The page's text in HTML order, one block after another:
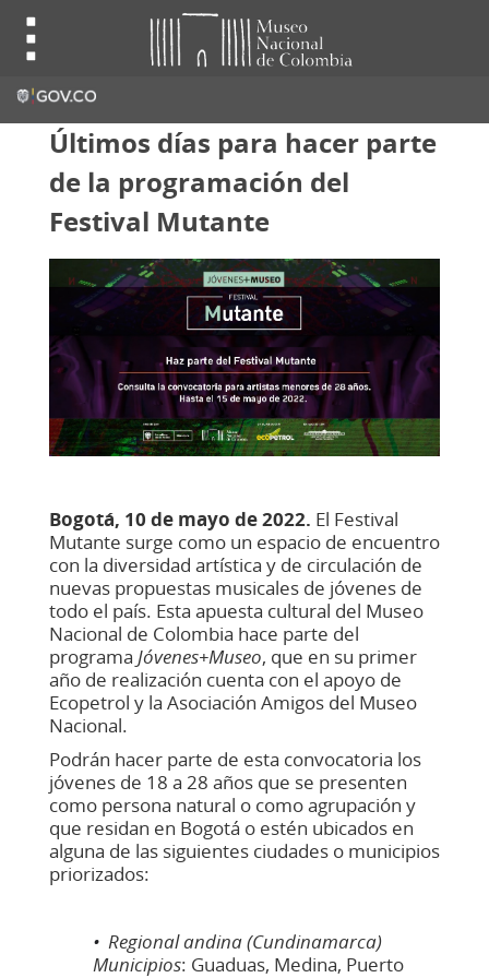
Últimos días para hacer parte
de la programación del
Festival Mutante
Bogotá, 10 de mayo de 2022. El Festival
Mutante surge como un espacio de encuentro
con la diversidad artística y de circulación de
nuevas propuestas musicales de jóvenes de
todo el país. Esta apuesta cultural del Museo
Nacional de Colombia hace parte del
programa Jóvenes+Museo, que en su primer
año de realización cuenta con el apoyo de
Ecopetrol y la Asociación Amigos del Museo
Nacional.
Podrán hacer parte de esta convocatoria los
jóvenes de 18 a 28 años que se presenten
como persona natural o como agrupación y
que residan en Bogotá o estén ubicados en
alguna de las siguientes ciudades o municipios
priorizados:
• Regional andina (Cundinamarca)
Municipios: Guaduas, Medina, Puerto